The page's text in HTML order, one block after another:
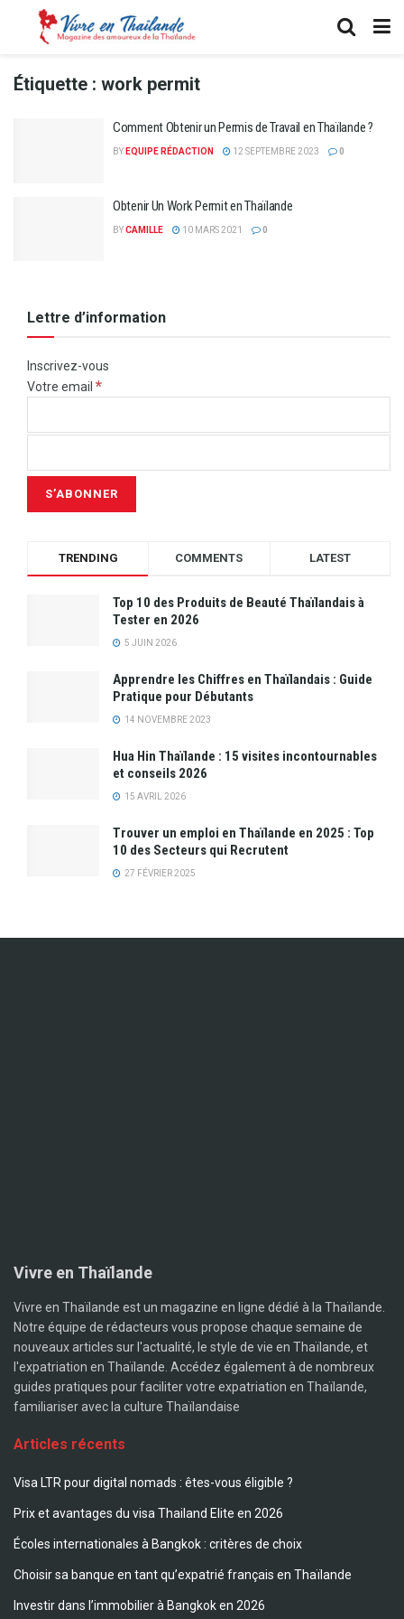
Étiquette : work permit
Comment Obtenir un Permis de Travail en Thaïlande ?
BY EQUIPE RÉDACTION 12 SEPTEMBRE 2023 0
Obtenir Un Work Permit en Thaïlande
BYCAMILLE 10 MARS 2021 0
Lettre d’information
Inscrivez-vous
Votre email *
TRENDING COMMENTS LATEST
Top 10 des Produits de Beauté Thaïlandais à
Tester en 2026
5 JUIN 2026
Apprendre les Chiffres en Thaïlandais : Guide
Pratique pour Débutants
14 NOVEMBRE 2023
Hua Hin Thaïlande : 15 visites incontournables
et conseils 2026
15 AVRIL 2026
Trouver un emploi en Thaïlande en 2025 : Top
10 des Secteurs qui Recrutent
27 FÉVRIER 2025
Vivre en Thaïlande
Vivre en Thaïlande est un magazine en ligne dédié à la Thaïlande.
Notre équipe de rédacteurs vous propose chaque semaine de
nouveaux articles sur l'actualité, le style de vie en Thaïlande, et
l'expatriation en Thaïlande. Accédez également à de nombreux
guides pratiques pour faciliter votre expatriation en Thaïlande,
familiariser avec la culture Thaïlandaise
Articles récents
Visa LTR pour digital nomads : êtes-vous éligible ?
Prix et avantages du visa Thailand Elite en 2026
Écoles internationales à Bangkok : critères de choix
Choisir sa banque en tant qu’expatrié français en Thaïlande
Investir dans l’immobilier à Bangkok en 2026